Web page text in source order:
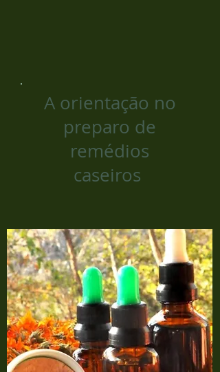
A orientação no
preparo de
remédios
caseiros